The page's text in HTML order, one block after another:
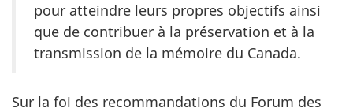
pour atteindre leurs propres objectifs ainsi
que de contribuer à la préservation et à la
transmission de la mémoire du Canada.
Sur la foi des recommandations du Forum des